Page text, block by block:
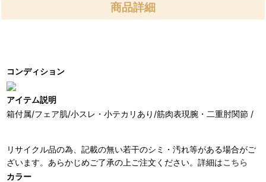
商品詳細
コンディション
アイテム説明
箱付属/フェア肌/小スレ・小テカリあり/筋肉表現腕・二重肘関節 /
リサイクル品の為、記載の無い若干のシミ・汚れ等がある場合がご
ざいます。あらかじめご了承の上ご注文ください。詳細はこちら
カラー